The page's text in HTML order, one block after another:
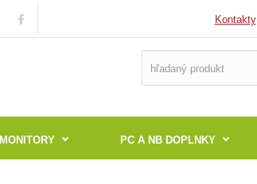
Kontakty
MONITORY PC A NB DOPLNKY